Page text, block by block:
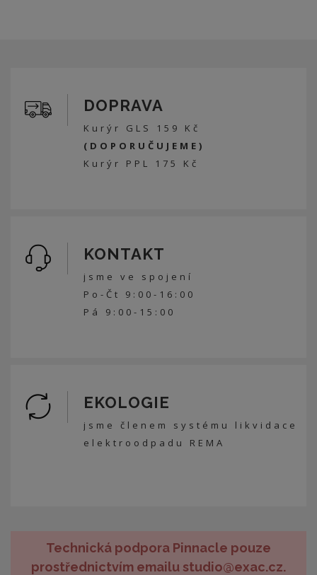
DOPRAVA
Kurýr GLS 159 Kč
(DOPORUČUJEME)
Kurýr PPL 175 Kč
KONTAKT
jsme ve spojení
Po-Čt 9:00-16:00
Pá 9:00-15:00
EKOLOGIE
jsme členem systému likvidace
elektroodpadu REMA
Technická podpora Pinnacle pouze
prostřednictvím emailu studio@exac.cz.